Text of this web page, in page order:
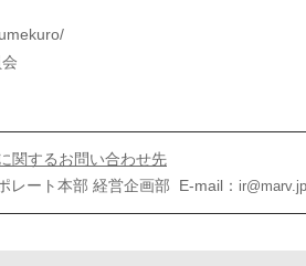
関するお問い合わせ先
ート本部 経営企画部 E-mail： ir@marv.jp